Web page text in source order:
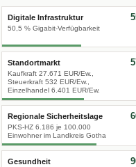
Digitale Infrastruktur
50,5 % Gigabit-Verfügbarkeit
Standortmarkt
Kaufkraft 27.671 EUR/Ew.,
Steuerkraft 532 EUR/Ew.,
Einzelhandel 6.401 EUR/Ew.
Regionale Sicherheitslage
PKS-HZ 6.186 je 100.000
Einwohner im Landkreis Gotha
Gesundheit